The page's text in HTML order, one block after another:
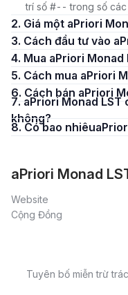
trí số #-- trong số
2. Giá một aPriori
3. Cách đầu tư vào
4. Mua aPriori
5. Cách mua aPriori
6. Cách bán aPriori
7. aPriori Monad LST có phải là khoản đầu tư tốt
không?
8. Có bao
aPriori Monad
Website
Cộng Đồng
Tuyên bố miễn trừ